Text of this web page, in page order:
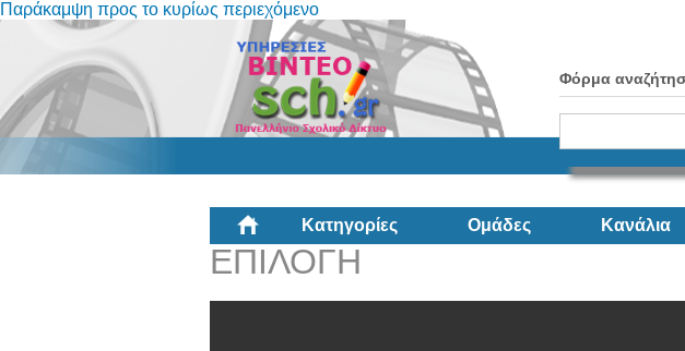
Παράκαμψη προς το κυρίως περιεχόμενο
Φόρμα
Κατηγορίες Ομάδες Κανάλια
ΕΠΙΛΟΓΗ